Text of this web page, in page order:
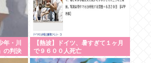
年・川
の判決
【熱波】ドイツ、暑すぎて１ヶ月
で９６００人死亡